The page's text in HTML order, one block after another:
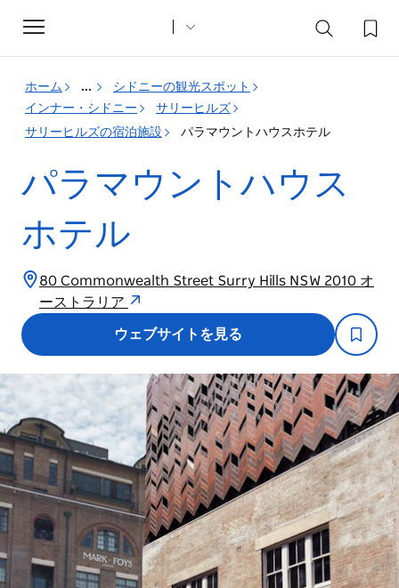
Toggle
navigation
ホーム ...
シドニーの観光スポット
インナー・シドニー
サリーヒルズ
サリーヒルズの宿泊施設
パラマウントハウスホテル
パラマウントハウス
ホテル
80 Commonwealth Street Surry Hills NSW 2010 オ
ーストラリア
ウェブサイトを見る